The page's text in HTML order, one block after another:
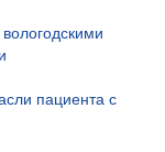
пациента с